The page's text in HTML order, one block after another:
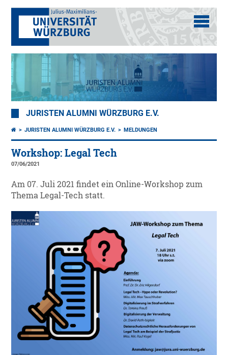
JURISTEN ALUMNI WÜRZBURG E.V.
JURISTEN ALUMNI WÜRZBURG E.V. MELDUNGEN
Workshop: Legal Tech
07/06/2021
Am 07. Juli 2021 findet ein Online-Workshop zum
Thema Legal-Tech statt.